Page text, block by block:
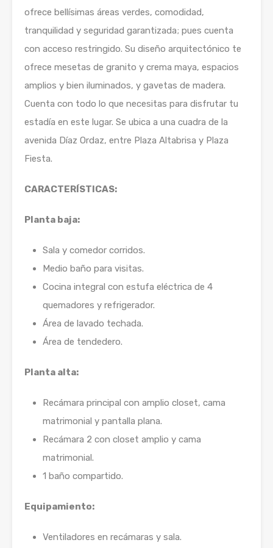
ofrece bellísimas áreas verdes, comodidad,
tranquilidad y seguridad garantizada; pues cuenta
con acceso restringido. Su diseño arquitectónico te
ofrece mesetas de granito y crema maya, espacios
amplios y bien iluminados, y gavetas de madera.
Cuenta con todo lo que necesitas para disfrutar tu
estadía en este lugar. Se ubica a una cuadra de la
avenida Díaz Ordaz, entre Plaza Altabrisa y Plaza
Fiesta.
CARACTERÍSTICAS:
Planta baja:
Sala y comedor corridos.
Medio baño para visitas.
Cocina integral con estufa eléctrica de 4
quemadores y refrigerador.
Área de lavado techada.
Área de tendedero.
Planta alta:
Recámara principal con amplio closet, cama
matrimonial y pantalla plana.
Recámara 2 con closet amplio y cama
matrimonial.
1 baño compartido.
Equipamiento:
Ventiladores en recámaras y sala.